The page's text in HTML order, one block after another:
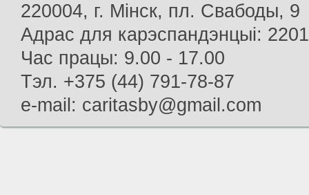
220004, г. Мінск, пл. Свабоды, 9
Адрас для карэспандэнцыі:
Час працы: 9.00 - 17.00
Тэл. +375 (44) 791-78-87
e-mail: caritasby@gmail.com